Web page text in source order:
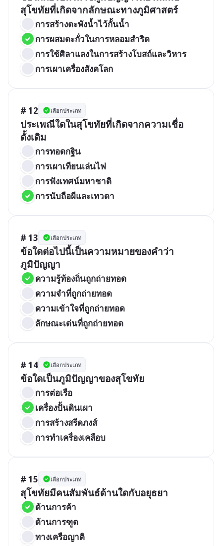
สุโขทัยที่เกิดจากลักษณะทางภูมิศาสตร์
การสร้างตะพังน้ำไว้กั้นน้ำ
การผสมตะกั่วในการหลอมสำริด
การใช้ศิลาแลงในการสร้างโบสถ์และวิหาร
การเผาเครื่องสังคโลก
# 12 เลือกประเภท
ประเพณีใดในสุโขทัยที่เกิดจากความเชื่อ
ดั้งเดิม
การทอดกฐิน
การเผาเทียนเล่นไฟ
การฟังเทศน์มหาชาติ
การนับถือผีและเทวดา
# 13 เลือกประเภท
ข้อใดต่อไปนี้เป็นความหมายของคำว่า
ภูมิปัญญา
ความรู้ท้องถิ่นถูกถ่ายทอด
ความจำที่ถูกถ่ายทอด
ความเข้าใจที่ถูกถ่ายทอด
ลักษณะเด่นที่ถูกถ่ายทอด
# 14 เลือกประเภท
ข้อใดเป็นภูมิปัญญาของสุโขทัย
การต่อเรือ
เครื่องปั้นดินเผา
การสร้างสรีดภงส์
การทำเครื่องเคลือบ
# 15 เลือกประเภท
สุโขทัยมีคนสัมพันธ์ด้านใดกับอยุธยา
ด้านการค้า
ด้านการฑูต
ทางเครือญาติ